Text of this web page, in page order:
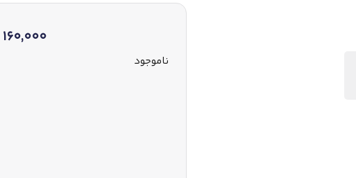
160,000
ناموجود